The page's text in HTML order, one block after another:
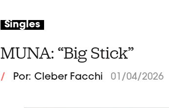
Singles
MUNA: “Big Stick”
/ Por: Cleber Facchi 01/04/2026